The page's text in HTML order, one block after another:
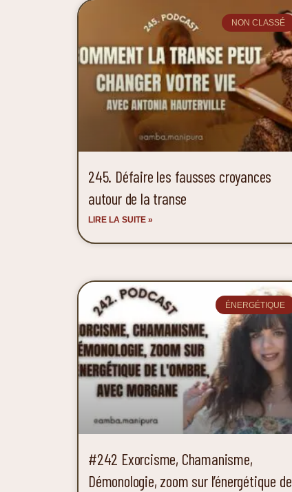
NON CLASSÉ
245. Défaire les fausses croyances
autour de la transe
LIRE LA SUITE »
ÉNERGÉTIQUE
#242 Exorcisme, Chamanisme,
Démonologie, zoom sur l’énergétique de